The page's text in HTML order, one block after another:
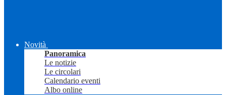
Novità
Panoramica
Le notizie
Le circolari
Calendario eventi
Albo online